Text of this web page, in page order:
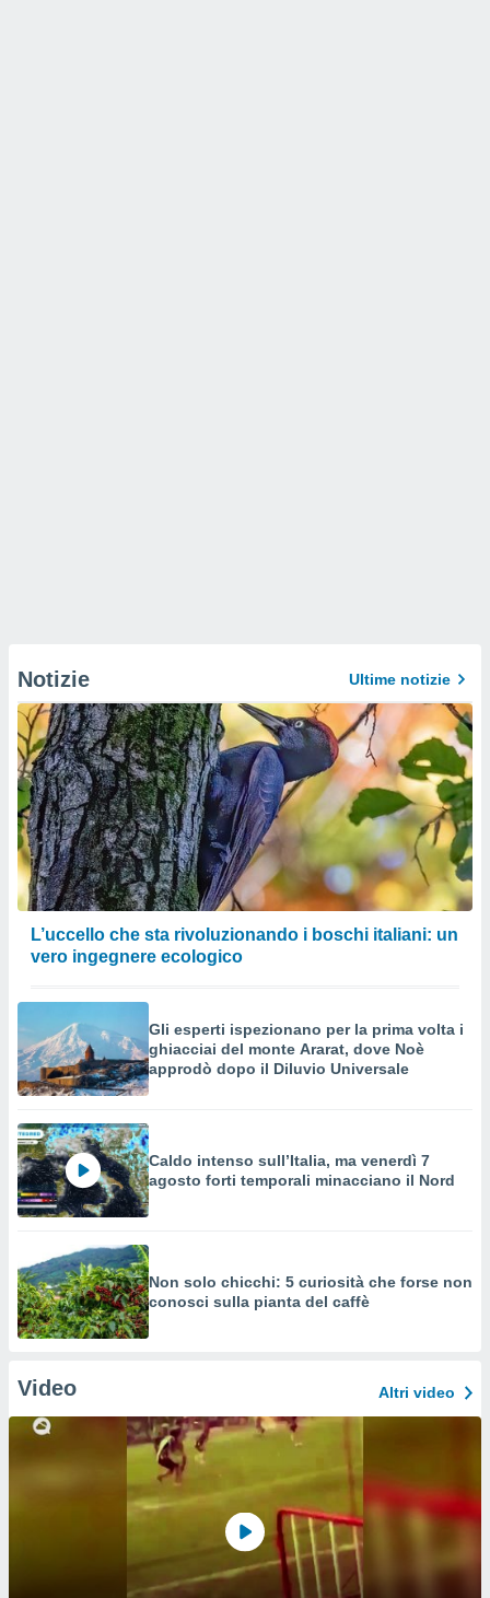
Notizie Ultime notizie
L’uccello che sta rivoluzionando i boschi italiani: un
vero ingegnere ecologico
Gli esperti ispezionano per la prima volta i
ghiacciai del monte Ararat, dove Noè
approdò dopo il Diluvio Universale
Caldo intenso sull’Italia, ma venerdì 7
agosto forti temporali minacciano il Nord
Non solo chicchi: 5 curiosità che forse non
conosci sulla pianta del caffè
Video Altri video